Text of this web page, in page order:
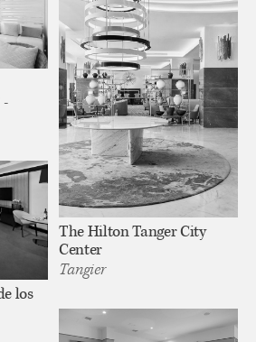
-
The Hilton Tanger City
Center
Tangier
los